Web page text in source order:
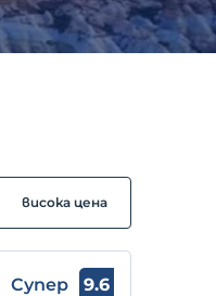
висока цена
Супер 9.6